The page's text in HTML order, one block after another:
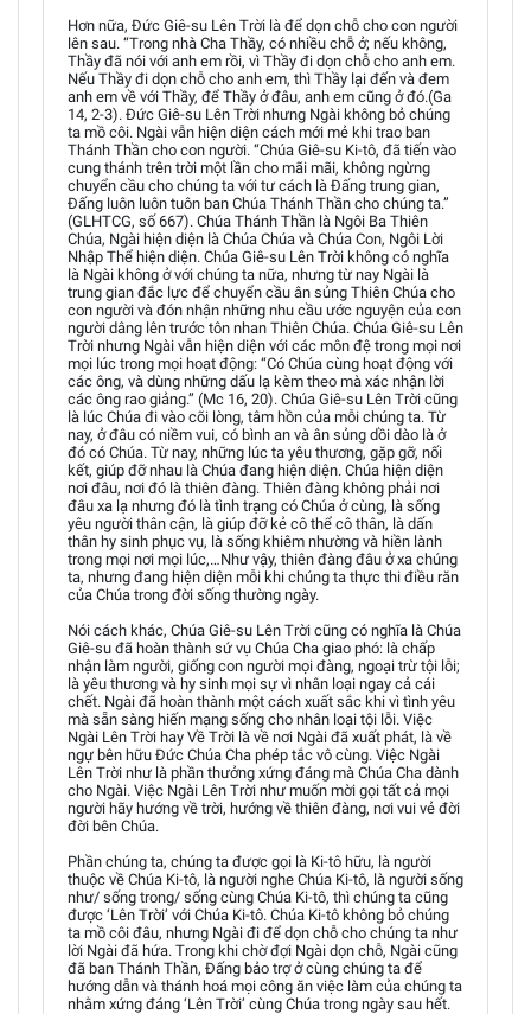
Hơn nữa, Đức Giê-su Lên Trời là để dọn chỗ cho con người
lên sau. “Trong nhà Cha Thầy, có nhiều chỗ ở; nếu không,
Thầy đã nói với anh em rồi, vì Thầy đi dọn chỗ cho anh em.
Nếu Thầy đi dọn chỗ cho anh em, thì Thầy lại đến và đem
anh em về với Thầy, để Thầy ở đâu, anh em cũng ở đó.(Ga
14, 2-3). Đức Giê-su Lên Trời nhưng Ngài không bỏ chúng
ta mồ côi. Ngài vẫn hiện diện cách mới mẻ khi trao ban
Thánh Thần cho con người. “Chúa Giê-su Ki-tô, đã tiến vào
cung thánh trên trời một lần cho mãi mãi, không ngừng
chuyển cầu cho chúng ta với tư cách là Đấng trung gian,
Đấng luôn luôn tuôn ban Chúa Thánh Thần cho chúng ta.”
(GLHTCG, số 667). Chúa Thánh Thần là Ngôi Ba Thiên
Chúa, Ngài hiện diện là Chúa Chúa và Chúa Con, Ngôi Lời
Nhập Thể hiện diện. Chúa Giê-su Lên Trời không có nghĩa
là Ngài không ở với chúng ta nữa, nhưng từ nay Ngài là
trung gian đắc lực để chuyển cầu ân sủng Thiên Chúa cho
con người và đón nhận những nhu cầu ước nguyện của con
người dâng lên trước tôn nhan Thiên Chúa. Chúa Giê-su Lên
Trời nhưng Ngài vẫn hiện diện với các môn đệ trong mọi nơi
mọi lúc trong mọi hoạt động: “Có Chúa cùng hoạt động với
các ông, và dùng những dấu lạ kèm theo mà xác nhận lời
các ông rao giảng.” (Mc 16, 20). Chúa Giê-su Lên Trời cũng
là lúc Chúa đi vào cõi lòng, tâm hồn của mỗi chúng ta. Từ
nay, ở đâu có niềm vui, có bình an và ân sủng dồi dào là ở
đó có Chúa. Từ nay, những lúc ta yêu thương, gặp gỡ, nối
kết, giúp đỡ nhau là Chúa đang hiện diện. Chúa hiện diện
nơi đâu, nơi đó là thiên đàng. Thiên đàng không phải nơi
đâu xa lạ nhưng đó là tình trạng có Chúa ở cùng, là sống
yêu người thân cận, là giúp đỡ kẻ cô thể cô thân, là dấn
thân hy sinh phục vụ, là sống khiêm nhường và hiền lành
trong mọi nơi mọi lúc,…Như vậy, thiên đàng đâu ở xa chúng
ta, nhưng đang hiện diện mỗi khi chúng ta thực thi điều răn
của Chúa trong đời sống thường ngày.
Nói cách khác, Chúa Giê-su Lên Trời cũng có nghĩa là Chúa
Giê-su đã hoàn thành sứ vụ Chúa Cha giao phó: là chấp
nhận làm người, giống con người mọi đàng, ngoại trừ tội lỗi;
là yêu thương và hy sinh mọi sự vì nhân loại ngay cả cái
chết. Ngài đã hoàn thành một cách xuất sắc khi vì tình yêu
mà sẵn sàng hiến mạng sống cho nhân loại tội lỗi. Việc
Ngài Lên Trời hay Về Trời là về nơi Ngài đã xuất phát, là về
ngự bên hữu Đức Chúa Cha phép tắc vô cùng. Việc Ngài
Lên Trời như là phần thưởng xứng đáng mà Chúa Cha dành
cho Ngài. Việc Ngài Lên Trời như muốn mời gọi tất cả mọi
người hãy hướng về trời, hướng về thiên đàng, nơi vui vẻ đời
đời bên Chúa.
Phần chúng ta, chúng ta được gọi là Ki-tô hữu, là người
thuộc về Chúa Ki-tô, là người nghe Chúa Ki-tô, là người sống
như/ sống trong/ sống cùng Chúa Ki-tô, thì chúng ta cũng
được ‘Lên Trời’ với Chúa Ki-tô. Chúa Ki-tô không bỏ chúng
ta mồ côi đâu, nhưng Ngài đi để dọn chỗ cho chúng ta như
lời Ngài đã hứa. Trong khi chờ đợi Ngài dọn chỗ, Ngài cũng
đã ban Thánh Thần, Đấng bảo trợ ở cùng chúng ta để
hướng dẫn và thánh hoá mọi công ăn việc làm của chúng ta
nhằm xứng đáng ‘Lên Trời’ cùng Chúa trong ngày sau hết.